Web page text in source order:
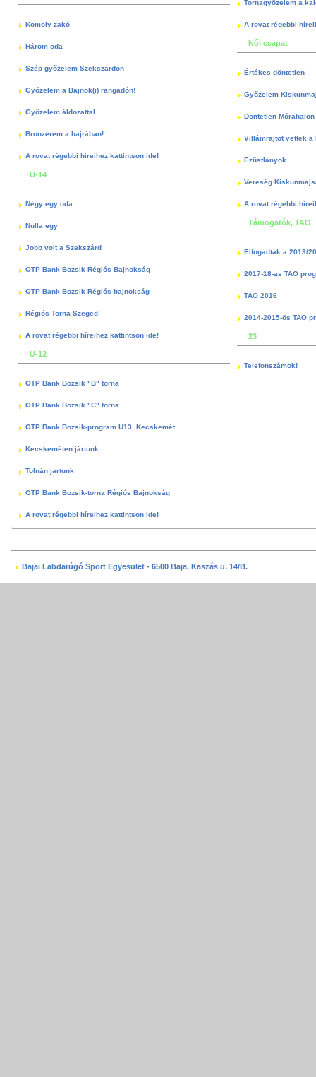
Komoly zakó
Három oda
Szép győzelem Szekszárdon
Győzelem a Bajnok(i) rangadón!
Győzelem áldozattal
Bronzérem a hajrában!
A rovat régebbi híreihez kattintson ide!
U-14
Négy egy oda
Nulla egy
Jobb volt a Szekszárd
OTP Bank Bozsik Régiós Bajnokság
OTP Bank Bozsik Régiós bajnokság
Régiós Torna Szeged
A rovat régebbi híreihez kattintson ide!
U-12
OTP Bank Bozsik "B" torna
OTP Bank Bozsik "C" torna
OTP Bank Bozsik-program U13, Kecskemét
Kecskeméten jártunk
Tolnán jártunk
OTP Bank Bozsik-torna Régiós Bajnokság
A rovat régebbi híreihez kattintson ide!
Tornagyőzelem a
A rovat régebbi
Női csapat
Értékes döntetlen
Győzelem
Döntetlen
Villámrajtot vettek a
Ezüstlányok
Vereség
A rovat régebbi
Támogatók, TAO
Elfogadták a 2013/
2017-18-as TAO
TAO 2016
2014-2015-ös TAO
23
Telefonszámok!
Bajai Labdarúgó Sport Egyesület - 6500 Baja, Kaszás u. 14/B.